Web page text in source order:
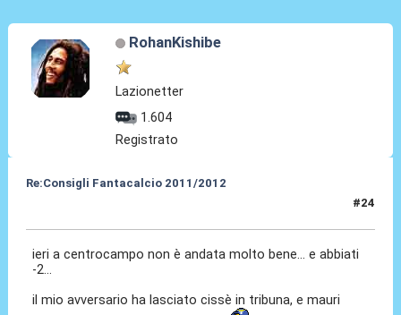
RohanKishibe
Lazionetter
1.604
Registrato
Re:Consigli Fantacalcio 2011/2012
#24
ieri a centrocampo non è andata molto bene... e abbiati
-2...
il mio avversario ha lasciato cissè in tribuna, e mauri